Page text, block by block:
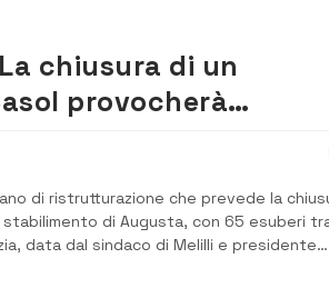
chiusura di un
provocherà
65 dipendenti
di ristrutturazione che prevede la
stabilimento di Augusta, con 65 esuberi
data dal sindaco di Melilli e presidente
ha fatto alzare ulteriormente la